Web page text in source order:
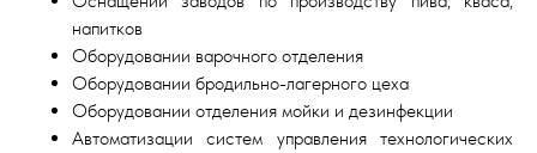
напитков
Оборудовании варочного отделения
Оборудовании бродильно-лагерного цеха
Оборудовании отделения мойки и дезинфекции
Автоматизации систем управления технологических